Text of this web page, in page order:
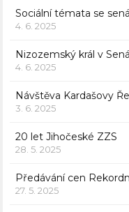
Sociální témata se
4. 6. 2025
Nizozemský král v
4. 6. 2025
Návštěva Kardašovy
3. 6. 2025
20 let Jihočeské ZZS
28. 5. 2025
Předávání cen
27. 5. 2025